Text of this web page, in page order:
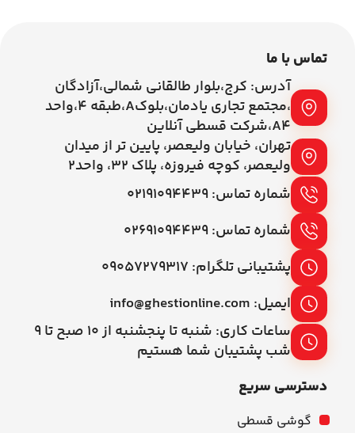
تماس با ما
آدرس: کرج،بلوار طالقانی شمالی،آزادگان
،مجتمع تجاری یادمان،بلوکA،طبقه ۴،واحد
A4،شرکت قسطی آنلاین
تهران، خیابان ولیعصر، پایین تر از میدان
ولیعصر، کوچه فیروزه، پلاک 32، واحد2
شماره تماس: ۰۲۱۹۱۰۹۴۴۳۹
شماره تماس: ۰۲۶۹۱۰۹۴۴۳۹
پشتیبانی تلگرام: ۰۹۰۵۷۲۷۹۳۱۷
ایمیل: info@ghestionline.com
ساعات کاری: شنبه تا پنجشنبه از ۱۰ صبح تا ۹
شب پشتیبان شما هستیم
دسترسی سریع
گوشی قسطی